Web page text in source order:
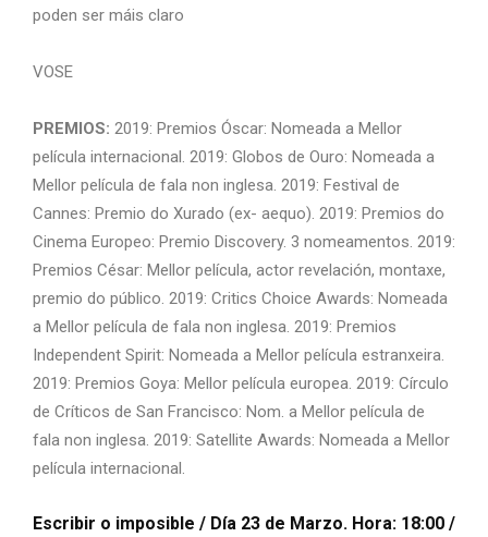
poden ser máis claro
VOSE
PREMIOS: 2019: Premios Óscar: Nomeada a Mellor
película internacional. 2019: Globos de Ouro: Nomeada a
Mellor película de fala non inglesa. 2019: Festival de
Cannes: Premio do Xurado (ex- aequo). 2019: Premios do
Cinema Europeo: Premio Discovery. 3 nomeamentos. 2019:
Premios César: Mellor película, actor revelación, montaxe,
premio do público. 2019: Critics Choice Awards: Nomeada
a Mellor película de fala non inglesa. 2019: Premios
Independent Spirit: Nomeada a Mellor película estranxeira.
2019: Premios Goya: Mellor película europea. 2019: Círculo
de Críticos de San Francisco: Nom. a Mellor película de
fala non inglesa. 2019: Satellite Awards: Nomeada a Mellor
película internacional.
Escribir o imposible / Día 23 de Marzo. Hora: 18:00 /